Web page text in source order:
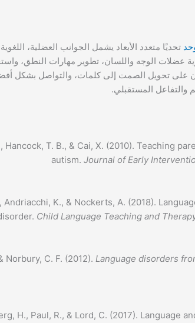
تحديًا متعدد الأبعاد يشمل الجوانب العضلية،
عضلات الوجه واللسان، تطوير مهارات النطق،
على تحويل الصمت إلى كلمات، والتواصل بشكل
والتفاعل المستقبلي.
Hancock, T. B., & Cai, X. (2010). Teaching
autism. Journal of Early
Andriacchi, K., & Nockerts, A. (2018).
Child Language Teaching and
Norbury, C. F. (2012). Language disorders
H., Paul, R., & Lord, C. (2017). Language